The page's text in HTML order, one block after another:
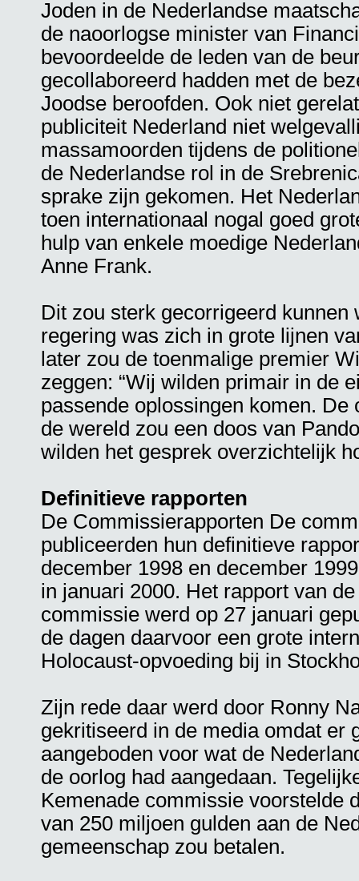
Joden in de Nederlandse
de naoorlogse minister van
bevoordeelde de leden van de
gecollaboreerd hadden met de
Joodse beroofden. Ook niet
publiciteit Nederland niet
massamoorden tijdens de
de Nederlandse rol in de
sprake zijn gekomen. Het
toen internationaal nogal goed
hulp van enkele moedige
Anne Frank.
Dit zou sterk gecorrigeerd kunnen
regering was zich in grote lijnen
later zou de toenmalige premier
zeggen: “Wij wilden primair in de
passende oplossingen komen. De
de wereld zou een doos van
wilden het gesprek overzichtelijk
Definitieve rapporten
De Commissierapporten De
publiceerden hun definitieve
december 1998 en december
in januari 2000. Het rapport van
commissie werd op 27 januari
de dagen daarvoor een grote
Holocaust-opvoeding bij in
Zijn rede daar werd door Ronny
gekritiseerd in de media omdat er
aangeboden voor wat de
de oorlog had aangedaan.
Kemenade commissie voorstelde
van 250 miljoen gulden aan de
gemeenschap zou betalen.